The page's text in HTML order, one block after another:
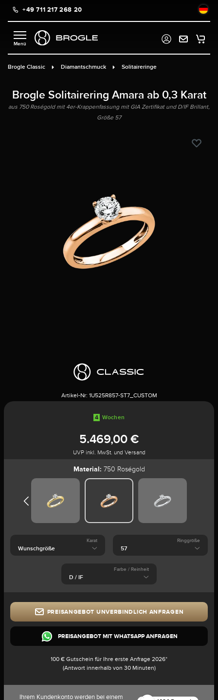
springen
+49 711 217 268 20
Brogle Classic Diamantschmuck Solitaireringe
Brogle Solitairering Amara ab 0,3 Karat
aus 750 Roségold mit 4er-Krappenfassung mit GIA Zertifikat und D/IF Brillant,
Größe 57
Artikel-Nr: 1U525R857-ST7_CUSTOM
4 Wochen
5.469,00 €
UVP inkl. MwSt. und Versand
Material: 750 Roségold
Karat Ringgröße
Farbe / Reinheit
PREISANGEBOT UNVERBINDLICH ANFRAGEN
PREISANGEBOT MIT WHATSAPP ANFRAGEN
100 € Gutschein für Ihre erste Anfrage 2026*
(Antwort innerhalb von 30 Minuten)
Ihrem Kundenkonto werden bei einem